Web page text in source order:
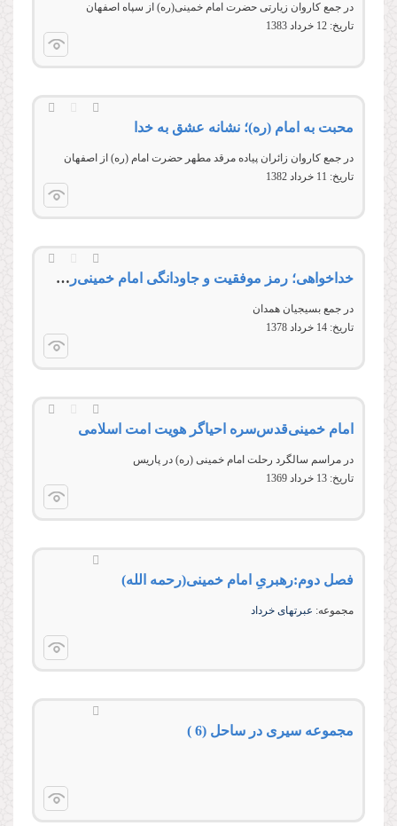
در جمع كاروان زيارتى حضرت امام خمینی(ره) از سپاه اصفهان
تاریخ: 12 خرداد 1383
محبت به امام (ره)؛ نشانه عشق به خدا
در جمع كاروان زائران پیاده مرقد مطهر حضرت امام (ره) از اصفهان
تاریخ: 11 خرداد 1382
خداخواهی؛ رمز موفقیت و جاودانگی امام خمینی‌‌رضوان‌‌الله‌‌علیه!
در جمع بسیجیان همدان
تاریخ: 14 خرداد 1378
امام خمینی‌قدس‌سره احیاگر هویت امت اسلامی
در مراسم سالگرد رحلت امام خمینی (ره) در پاریس
تاریخ: 13 خرداد 1369
فصل دوم:رهبریِ امام خمینی(رحمه الله)
مجموعه: عبرتهای خرداد
مجموعه سیرى در ساحل (6 )